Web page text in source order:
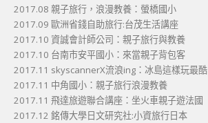
2017.08 親子旅行，浪漫教養：螢橋國小
2017.09 歐洲省錢自助旅行:台茂生活講座
2017.10 資誠會計師公司：親子旅行與教養
2017.10 台南市安平國小：來當親子背包客
2017.11 skyscannerX流浪ing：冰島這樣玩最酷
2017.11 中角國小：親子旅行浪漫教養
2017.11 飛達旅遊聯合講座：坐火車親子遊法國
2017.12 銘傳大學日文研究社:小資旅行日本